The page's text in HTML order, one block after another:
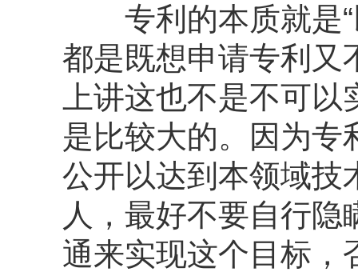
专利的本质就是“
都是既想申请专利又
上讲这也不是不可
是比较大的。因为专
公开以达到本领域技
人，最好不要自行
通来实现这个目标，